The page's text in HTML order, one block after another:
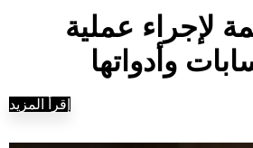
لإجراء عملية
وأدواتها
إقرأ المزيد